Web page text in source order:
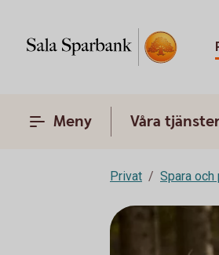
Meny Våra
Privat Spara och